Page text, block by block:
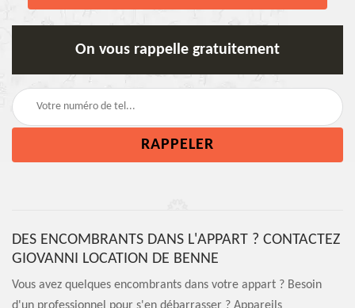
On vous rappelle gratuitement
DES ENCOMBRANTS DANS L'APPART ? CONTACTEZ
GIOVANNI LOCATION DE BENNE
Vous avez quelques encombrants dans votre appart ? Besoin